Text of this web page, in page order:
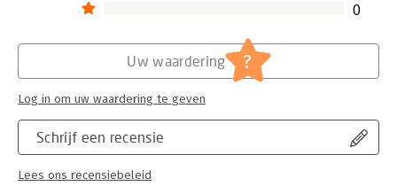
0
Schrijf een recensie
Lees ons recensiebeleid
Uw waardering ?
Log in om uw waardering te geven